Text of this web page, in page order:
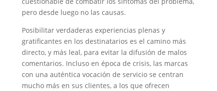
pero desde luego no las causas.
Posibilitar verdaderas experiencias plenas y
gratificantes en los destinatarios es el camino más
directo, y más leal, para evitar la difusión de malos
comentarios. Incluso en época de crisis, las marcas
con una auténtica vocación de servicio se centran
mucho más en sus clientes, a los que ofrecen